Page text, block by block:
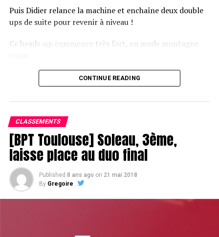
Puis Didier relance la machine et enchaîne deux double
ups de suite pour revenir à niveau !
Ce heads-up commence très fort, en mode montagne
Le champagne va réchauffer si les deux finalistes ne se décident pas !
CONTINUE READING
CLASSEMENTS
[BPT Toulouse] Soleau, 3ème,
laisse place au duo final
Published 8 ans ago on 21 mai 2018
By Gregoire